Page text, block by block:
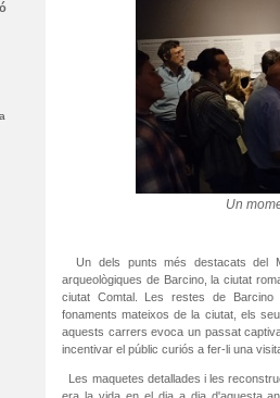
Un
Un dels punts més destacats del
arqueològiques de Barcino, la ciutat
ciutat Comtal. Les restes de
fonaments mateixos de la ciutat, els
aquests carrers evoca un passat
incentivar el públic curiós a fer-li una
Les maquetes detallades i les